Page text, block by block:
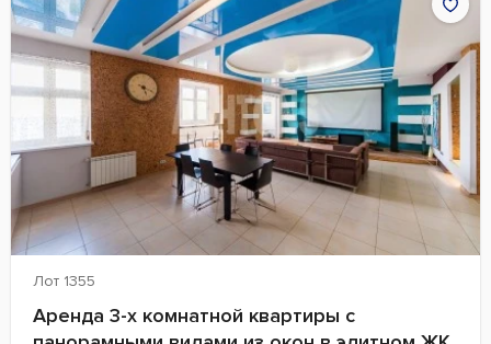
Лот 1355
Аренда 3-х комнатной квартиры с